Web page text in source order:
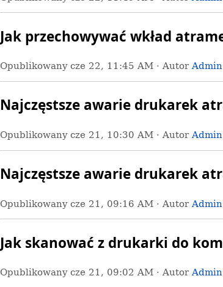
Jak przechowywać wkład
Opublikowany cze 22, 11:45 AM · Autor Admin
Najczęstsze awarie drukarek
Opublikowany cze 21, 10:30 AM · Autor Admin
Najczęstsze awarie drukarek
Opublikowany cze 21, 09:16 AM · Autor Admin
Jak skanować z drukarki do
Opublikowany cze 21, 09:02 AM · Autor Admin